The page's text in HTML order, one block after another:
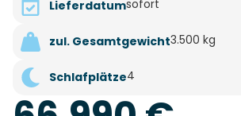
Lieferdatumsofort
zul. Gesamtgewicht3.500 kg
Schlafplätze4